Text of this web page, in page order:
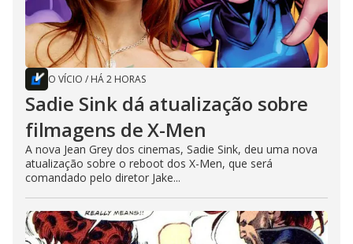
O VÍCIO / HÁ 2 HORAS
Sadie Sink dá atualização sobre
filmagens de X-Men
A nova Jean Grey dos cinemas, Sadie Sink, deu uma nova
atualização sobre o reboot dos X-Men, que será
comandado pelo diretor Jake...